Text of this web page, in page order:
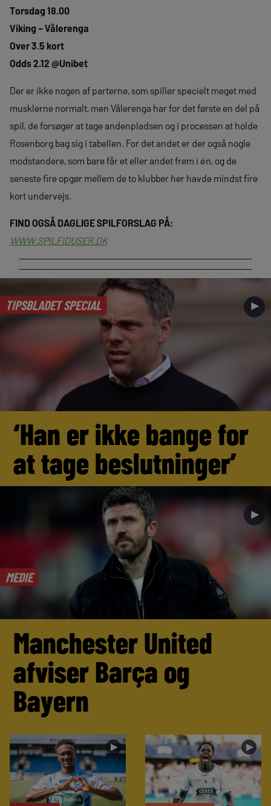
Torsdag 18.00
Viking – Vålerenga
Over 3.5 kort
Odds 2.12 @Unibet
Der er ikke nogen af parterne, som spiller specielt meget med
musklerne normalt, men Vålerenga har for det første en del på
spil, de forsøger at tage andenpladsen og i processen at holde
Rosenborg bag sig i tabellen. For det andet er der også nogle
modstandere, som bare får et eller andet frem i én, og de
seneste fire opgør mellem de to klubber her havde mindst fire
kort undervejs.
FIND OGSÅ DAGLIGE SPILFORSLAG PÅ:
WWW.SPILFIDUSER.DK
TIPSBLADET SPECIAL ►
‘Han er ikke bange for
at tage beslutninger’
MEDIE
►
Manchester United
afviser Barça og
Bayern
► ►